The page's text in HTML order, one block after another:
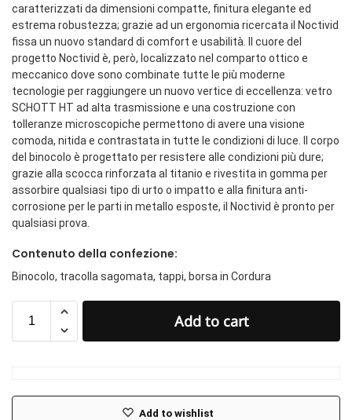
caratterizzati da dimensioni compatte, finitura elegante ed
estrema robustezza; grazie ad un ergonomia ricercata il Noctivid
fissa un nuovo standard di comfort e usabilità. Il cuore del
progetto Noctivid è, però, localizzato nel comparto ottico e
meccanico dove sono combinate tutte le più moderne
tecnologie per raggiungere un nuovo vertice di eccellenza: vetro
SCHOTT HT ad alta trasmissione e una costruzione con
tolleranze microscopiche permettono di avere una visione
comoda, nitida e contrastata in tutte le condizioni di luce. Il corpo
del binocolo è progettato per resistere alle condizioni più dure;
grazie alla scocca rinforzata al titanio e rivestita in gomma per
assorbire qualsiasi tipo di urto o impatto e alla finitura anti-
corrosione per le parti in metallo esposte, il Noctivid è pronto per
qualsiasi prova.
Contenuto della confezione:
Binocolo, tracolla sagomata, tappi, borsa in Cordura
Add to cart
Add to wishlist